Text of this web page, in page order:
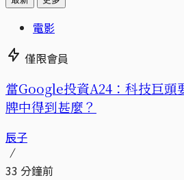
電影
僅限會員
當Google投資A24：科技巨頭
牌中得到甚麼？
辰子
33 分鐘前